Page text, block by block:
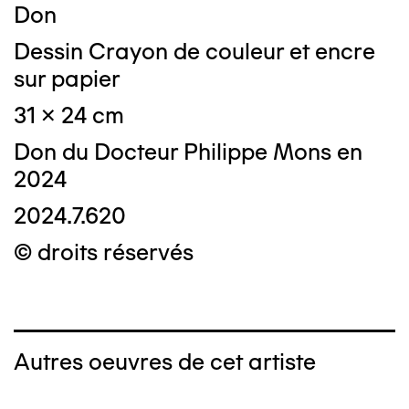
Don
Dessin Crayon de couleur et encre
sur papier
31 x 24 cm
Don du Docteur Philippe Mons en
2024
2024.7.620
© droits réservés
Autres oeuvres de cet artiste